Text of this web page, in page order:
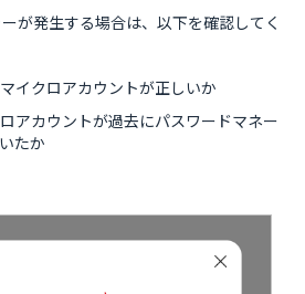
が発生する場合は、以下を確認してく
イクロアカウントが正しいか
アカウントが過去にパスワードマネー
たか